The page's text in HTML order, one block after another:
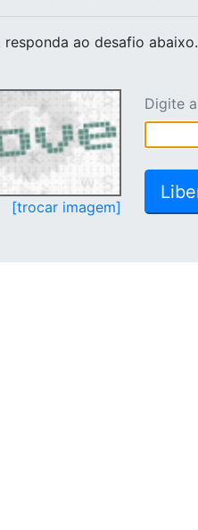
responda ao desafio abaixo.
[trocar imagem]
Digite